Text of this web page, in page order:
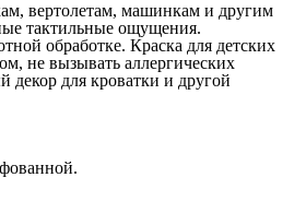
вертолетам, машинкам и другим
тактильные ощущения.
обработке. Краска для детских
не вызывать аллергических
декор для кроватки и другой